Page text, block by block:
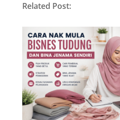
Related Post: